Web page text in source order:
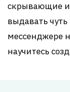
скрывающие
выдавать
мессенджере
научитесь